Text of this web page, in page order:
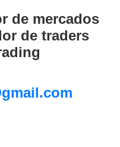
de mercados
de traders